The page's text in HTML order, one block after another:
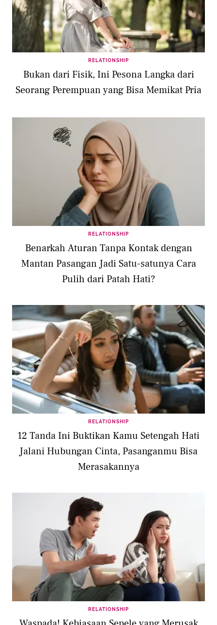
RELATIONSHIP
Bukan dari Fisik, Ini Pesona Langka dari
Seorang Perempuan yang Bisa Memikat Pria
RELATIONSHIP
Benarkah Aturan Tanpa Kontak dengan
Mantan Pasangan Jadi Satu-satunya Cara
Pulih dari Patah Hati?
RELATIONSHIP
12 Tanda Ini Buktikan Kamu Setengah Hati
Jalani Hubungan Cinta, Pasanganmu Bisa
Merasakannya
RELATIONSHIP